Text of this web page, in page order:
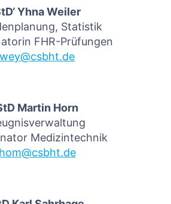
Yhna Weiler
Statistik
FHR-Prüfungen
wey@csbht.de
Martin Horn
Medizintechnik
hom@csbht.de